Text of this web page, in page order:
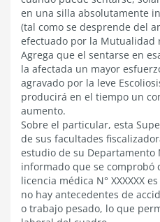
en una silla absolutamente
(tal como se desprende del
efectuado por la Mutualidad
Agrega que el sentarse en
la afectada un mayor
agravado por la leve
producirá en el tiempo un
aumento.
Sobre el particular, esta
de sus facultades
estudio de su Departamento
informado que se comprobó
licencia médica N° XXXXXX
no hay antecedentes de
o trabajo pesado, lo que